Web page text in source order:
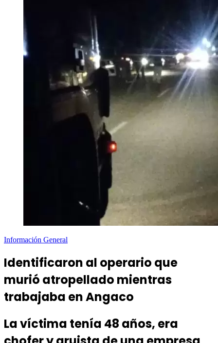
Información General
Identificaron al operario que
murió atropellado mientras
trabajaba en Angaco
La víctima tenía 48 años, era